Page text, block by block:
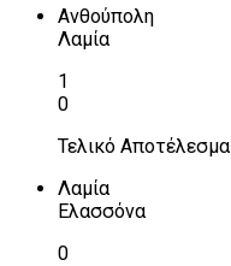
Ανθούπολη
Λαμία
1
0
Τελικό Αποτέλεσμα
Λαμία
Ελασσόνα
0